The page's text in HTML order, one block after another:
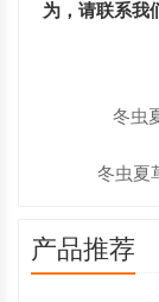
为，请联系我
冬虫
冬虫夏
产品推荐